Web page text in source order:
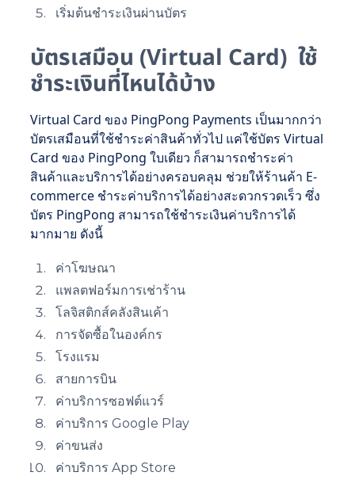
เริ่มต้นชำระเงินผ่านบัตร
บัตรเสมือน (Virtual Card) ใช้
ชำระเงินที่ไหนได้บ้าง
Virtual Card ของ PingPong Payments เป็นมากกว่า
บัตรเสมือนที่ใช้ชำระค่าสินค้าทั่วไป แค่ใช้บัตร Virtual
Card ของ PingPong ใบเดียว ก็สามารถชำระค่า
สินค้าและบริการได้อย่างครอบคลุม ช่วยให้ร้านค้า E-
commerce ชำระค่าบริการได้อย่างสะดวกรวดเร็ว ซึ่ง
บัตร PingPong สามารถใช้ชำระเงินค่าบริการได้
มากมาย ดังนี้
ค่าโฆษณา
แพลตฟอร์มการเช่าร้าน
โลจิสติกส์คลังสินเค้า
การจัดซื้อในองค์กร
โรงแรม
สายการบิน
ค่าบริการซอฟต์แวร์
ค่าบริการ Google Play
ค่าขนส่ง
ค่าบริการ App Store